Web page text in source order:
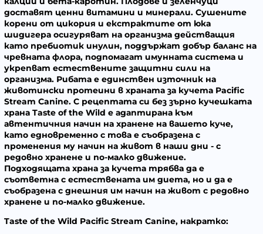
доставят ценни витамини и минерали. Сушените
корени от цикория и екстрактите от юка
шидигера осигуряват на организма действащия
като пребиотик инулин, поддържат добър баланс на
чревната флора, подпомагат имунната система и
укрепват естествените защитни сили на
организма. Рибата е единствен източник на
животински протеини в храната за кучета Pacific
Stream Caninе. С рецептата си без зърно кучешката
храна Taste of the Wild е адаптирана към
автентичния начин на хранене на вашето куче,
като едновременно с това е съобразена с
променения му начин на живот в наши дни - с
редовно хранене и по-малко движение.
Подходящата храна за кучета трябва да е
съответна с естествената им диета, но и да е
съобразена с днешния им начин на живот с редовно
хранене и по-малко движение.
Taste of the Wild Pacific Stream Canine, накратко: